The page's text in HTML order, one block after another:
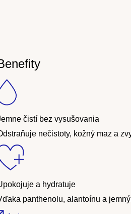
čistí bez vysušovania
nečistoty, kožný maz a
a hydratuje
panthenolu, alantoínu a